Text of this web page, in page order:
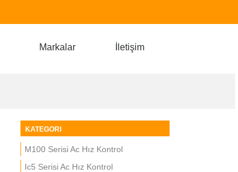
Markalar İletişim
KATEGORI
M100 Serisi Ac Hız Kontrol
Ic5 Serisi Ac Hız Kontrol